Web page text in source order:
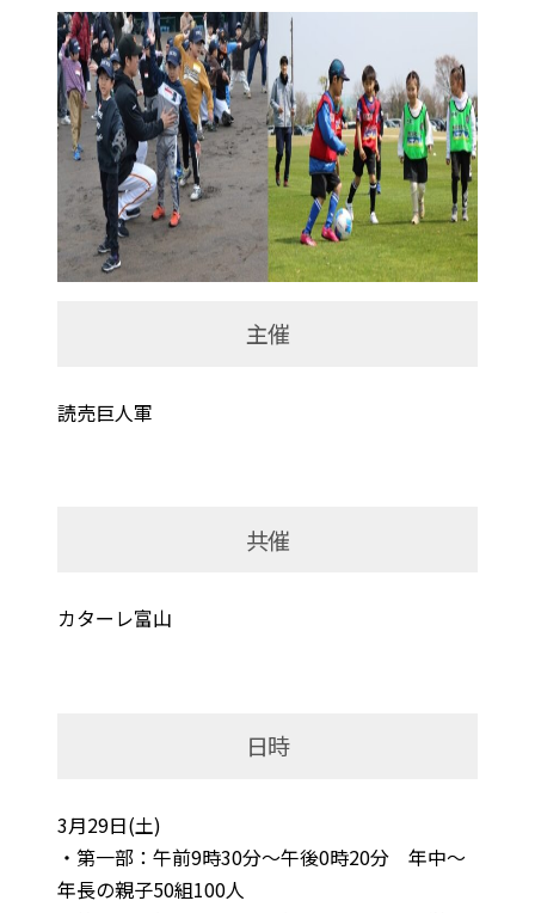
主催
読売巨人軍
共催
カターレ富山
日時
3月29日(土)
・第一部：午前9時30分～午後0時20分 年中～
年長の親子50組100人